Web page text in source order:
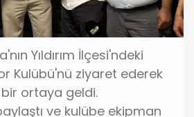
Yıldırım İlçesi'ndeki
Kulübü'nü ziyaret ederek
ortaya geldi.
ve kulübe ekipman